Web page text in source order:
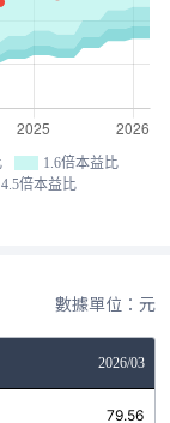
1.6倍本益比
4.5倍本益比
數據單位：元
2026/03
79.56